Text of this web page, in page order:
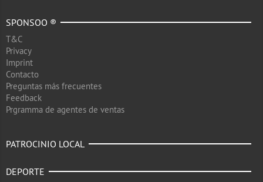
SPONSOO ®
T&C
Privacy
Imprint
Contacto
Preguntas más frecuentes
Feedback
Prgramma de agentes de ventas
PATROCINIO LOCAL
DEPORTE